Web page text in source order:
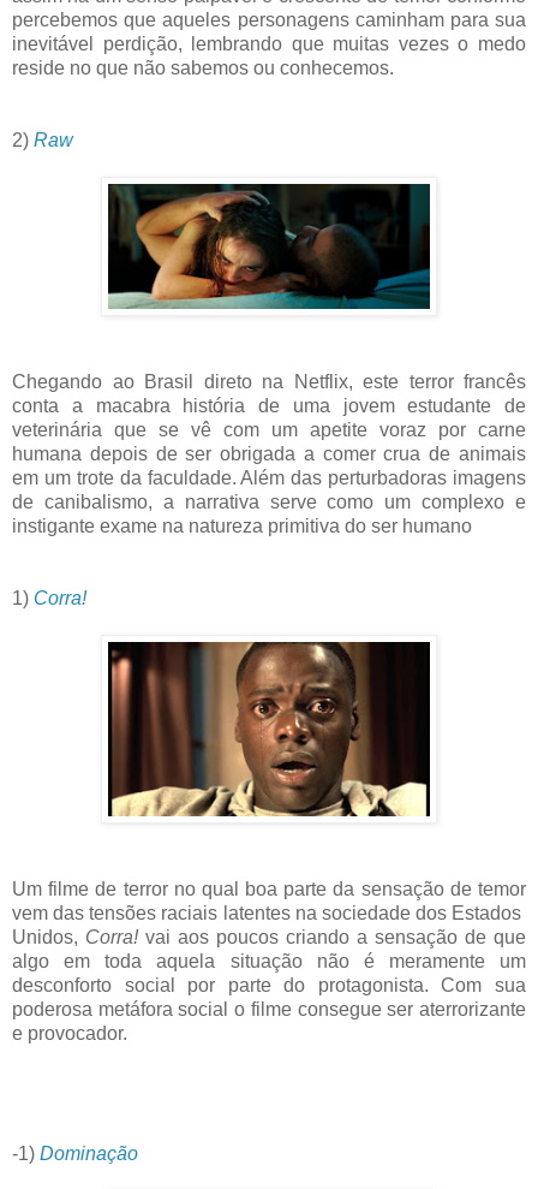
percebemos que aqueles personagens caminham para sua
inevitável perdição, lembrando que muitas vezes o medo
reside no que não sabemos ou conhecemos.
2) Raw
Chegando ao Brasil direto na Netflix, este terror francês
conta a macabra história de uma jovem estudante de
veterinária que se vê com um apetite voraz por carne
humana depois de ser obrigada a comer crua de animais
em um trote da faculdade. Além das perturbadoras imagens
de canibalismo, a narrativa serve como um complexo e
instigante exame na natureza primitiva do ser humano
1) Corra!
Um filme de terror no qual boa parte da sensação de temor
vem das tensões raciais latentes na sociedade dos Estados
Unidos, Corra! vai aos poucos criando a sensação de que
algo em toda aquela situação não é meramente um
desconforto social por parte do protagonista. Com sua
poderosa metáfora social o filme consegue ser aterrorizante
e provocador.
-1) Dominação